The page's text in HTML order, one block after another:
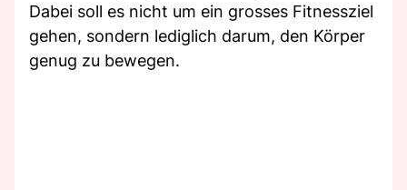
Dabei soll es nicht um ein grosses Fitnessziel
gehen, sondern lediglich darum, den Körper
genug zu bewegen.